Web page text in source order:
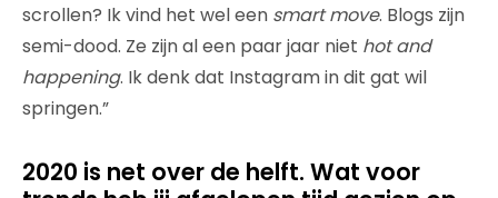
scrollen? Ik vind het wel een smart move. Blogs zijn
semi-dood. Ze zijn al een paar jaar niet hot and
happening. Ik denk dat Instagram in dit gat wil
springen.”
2020 is net over de helft. Wat voor